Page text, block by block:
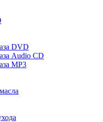
DVD
Audio CD
MP3